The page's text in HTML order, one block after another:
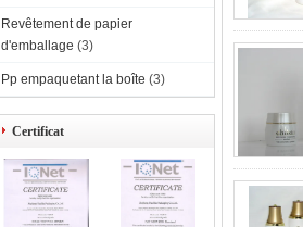
Revêtement de papier
d'emballage (3)
Pp empaquetant la boîte (3)
Certificat